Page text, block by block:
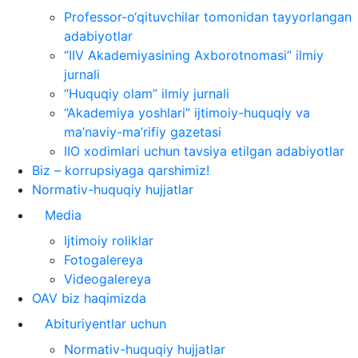
Professor-o‘qituvchilar tomonidan tayyorlangan
adabiyotlar
“IIV Akademiyasining Axborotnomasi” ilmiy
jurnali
“Huquqiy olam” ilmiy jurnali
“Akademiya yoshlari” ijtimoiy-huquqiy va
ma’naviy-ma’rifiy gazetasi
IIO xodimlari uchun tavsiya etilgan adabiyotlar
Biz – korrupsiyaga qarshimiz!
Normativ-huquqiy hujjatlar
Media
Ijtimoiy roliklar
Fotogalereya
Videogalereya
OAV biz haqimizda
Abituriyentlar uchun
Normativ-huquqiy hujjatlar